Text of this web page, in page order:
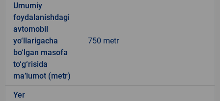
Umumiy
foydalanishdagi
avtomobil
yo‘llarigacha
bo‘lgan masofa
to‘g‘risida
ma’lumot (metr)
750 metr
Yer